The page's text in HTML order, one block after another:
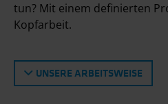
tun? Mit einem definierten
Kopfarbeit.
UNSERE ARBEITSWEISE